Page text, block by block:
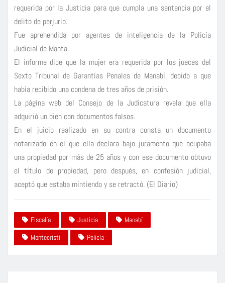
requerida por la Justicia para que cumpla una sentencia por el
delito de perjurio.
Fue aprehendida por agentes de inteligencia de la Policía
Judicial de Manta.
El informe dice que la mujer era requerida por los jueces del
Sexto Tribunal de Garantías Penales de Manabí, debido a que
había recibido una condena de tres años de prisión.
La página web del Consejo de la Judicatura revela que ella
adquirió un bien con documentos falsos.
En el juicio realizado en su contra consta un documento
notarizado en el que ella declara bajo juramento que ocupaba
una propiedad por más de 25 años y con ese documento obtuvo
el título de propiedad, pero después, en confesión judicial,
aceptó que estaba mintiendo y se retractó. (El Diario)
Fiscalía Justicia
Manabí
Montecristi
Policía